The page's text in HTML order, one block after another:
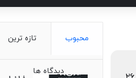
محبوب تازه ترین
دیدگاه ها